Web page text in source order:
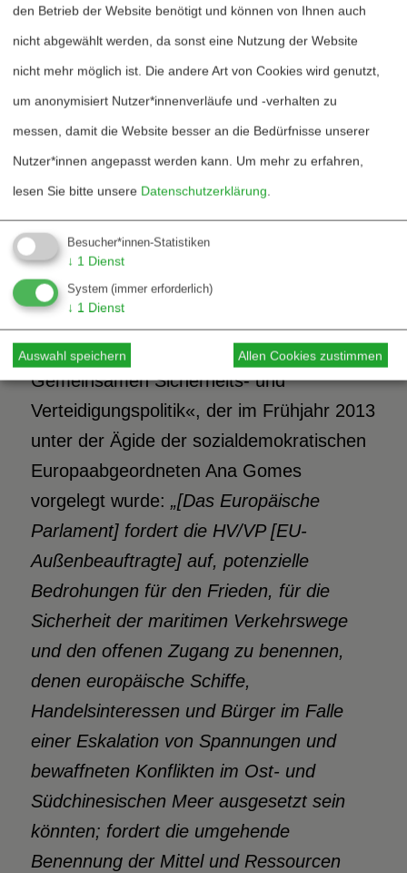
Bereitschaft unter Beweis stellen,
Kriegsschiffe in unsichere Regionen zu
entsenden, um bestimmten Staaten zu
zeigen, dass illegitime
Souveränitätsansprüche im
südchinesischen Meer von den Europäern
nicht anerkannt werden.“(South China
Sea Monitor, August 2012)
Ähnlich ambitioniert heißt es im
Parlaments »über maritime Aspekte der
Gemeinsamen Sicherheits- und
Verteidigungspolitik«, der im Frühjahr 2013
unter der Ägide der sozialdemokratischen
Europaabgeordneten Ana Gomes
vorgelegt wurde: „[Das Europäische
Parlament] fordert die HV/VP [EU-
Außenbeauftragte] auf, potenzielle
Bedrohungen für den Frieden, für die
Sicherheit der maritimen Verkehrswege
und den offenen Zugang zu benennen,
denen europäische Schiffe,
Handelsinteressen und Bürger im Falle
einer Eskalation von Spannungen und
bewaffneten Konflikten im Ost- und
Südchinesischen Meer ausgesetzt sein
könnten; fordert die umgehende
Benennung der Mittel und Ressourcen
den Betrieb der Website benötigt und können von Ihnen auch
nicht abgewählt werden, da sonst eine Nutzung der Website
nicht mehr möglich ist. Die andere Art von Cookies wird genutzt,
um anonymisiert Nutzer*innenverläufe und -verhalten zu
messen, damit die Website besser an die Bedürfnisse unserer
Nutzer*innen angepasst werden kann. Um mehr zu erfahren,
lesen Sie bitte unsere Datenschutzerklärung.
Besucher*innen-Statistiken
↓ 1 Dienst
System (immer erforderlich)
↓ 1 Dienst
Auswahl speichern Allen Cookies zustimmen